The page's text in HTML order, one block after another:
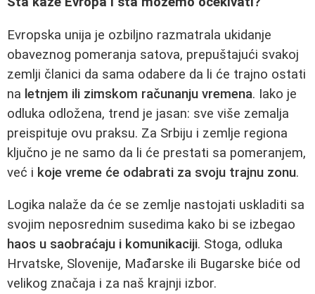
Evropska unija je ozbiljno razmatrala ukidanje
obaveznog pomeranja satova, prepuštajući svakoj
zemlji članici da sama odabere da li će trajno ostati
na letnjem ili zimskom računanju vremena. Iako je
odluka odložena, trend je jasan: sve više zemalja
preispituje ovu praksu. Za Srbiju i zemlje regiona
ključno je ne samo da li će prestati sa pomeranjem,
već i koje vreme će odabrati za svoju trajnu zonu.
Logika nalaže da će se zemlje nastojati uskladiti sa
svojim neposrednim susedima kako bi se izbegao
haos u saobraćaju i komunikaciji. Stoga, odluka
Hrvatske, Slovenije, Mađarske ili Bugarske biće od
velikog značaja i za naš krajnji izbor.